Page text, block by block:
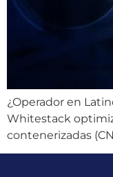
¿Operador en
Whitestack
contenerizadas